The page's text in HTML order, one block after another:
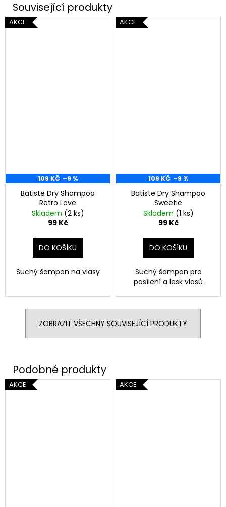
AKCE
109 KČ –9 %
Batiste Dry Shampoo
Retro Love
Skladem (2 ks)
99 Kč
DO KOŠÍKU
Suchý šampon na vlasy
AKCE
109 KČ –9 %
Batiste Dry Shampoo
Sweetie
Skladem (1 ks)
99 Kč
DO KOŠÍKU
Suchý šampon pro
posílení a lesk vlasů
ZOBRAZIT VŠECHNY SOUVISEJÍCÍ PRODUKTY
AKCE AKCE